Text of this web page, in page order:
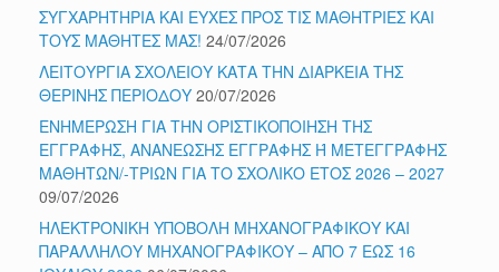
ΣΥΓΧΑΡΗΤΗΡΙΑ ΚΑΙ ΕΥΧΕΣ ΠΡΟΣ ΤΙΣ ΜΑΘΗΤΡΙΕΣ ΚΑΙ
ΤΟΥΣ ΜΑΘΗΤΕΣ ΜΑΣ! 24/07/2026
ΛΕΙΤΟΥΡΓΙΑ ΣΧΟΛΕΙΟΥ ΚΑΤΑ ΤΗΝ ΔΙΑΡΚΕΙΑ ΤΗΣ
ΘΕΡΙΝΗΣ ΠΕΡΙΟΔΟΥ 20/07/2026
ΕΝΗΜΕΡΩΣΗ ΓΙΑ ΤΗΝ ΟΡΙΣΤΙΚΟΠΟΙΗΣΗ ΤΗΣ
ΕΓΓΡΑΦΗΣ, ΑΝΑΝΕΩΣΗΣ ΕΓΓΡΑΦΗΣ Ή ΜΕΤΕΓΓΡΑΦΗΣ
ΜΑΘΗΤΩΝ/-ΤΡΙΩΝ ΓΙΑ ΤΟ ΣΧΟΛΙΚΟ ΕΤΟΣ 2026 – 2027
09/07/2026
ΗΛΕΚΤΡΟΝΙΚΗ ΥΠΟΒΟΛΗ ΜΗΧΑΝΟΓΡΑΦΙΚΟΥ ΚΑΙ
ΠΑΡΑΛΛΗΛΟΥ ΜΗΧΑΝΟΓΡΑΦΙΚΟΥ – ΑΠΟ 7 ΕΩΣ 16